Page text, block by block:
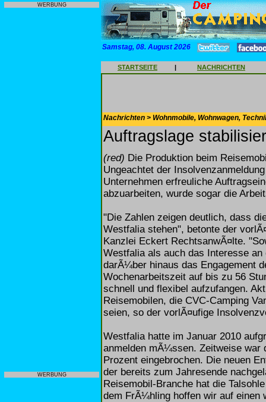
WERBUNG
WERBUNG
Samstag, 08. August 2026
STARTSEITE | NACHRICHTEN
Nachrichten > Wohnmobile, Wohnwagen,
Auftragslage
(red) Die Produktion beim
Ungeachtet der
Unternehmen erfreuliche
abzuarbeiten, wurde sogar die
"Die Zahlen zeigen deutlich, dass
Westfalia stehen", betonte der
Kanzlei Eckert RechtsanwÃ¤lte.
Westfalia als auch das Interesse
darÃ¼ber hinaus das Engagement
Wochenarbeitszeit auf bis zu 56
schnell und flexibel aufzufangen.
Reisemobilen, die CVC-Camping
seien, so der vorlÃ¤ufige
Westfalia hatte im Januar 2010
anmelden mÃ¼ssen. Zeitweise war
Prozent eingebrochen. Die neuen
der bereits zum Jahresende
Reisemobil-Branche hat die
dem FrÃ¼hling hoffen wir auf einen